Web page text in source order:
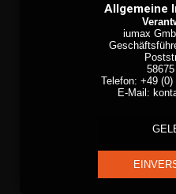
Allgemeine
iumax
Telefon: +49
E-Mail:
Zweck der
Art. 6. Absatz 1 Buchstabe f